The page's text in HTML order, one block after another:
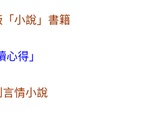
小說」書籍
得」
情小說